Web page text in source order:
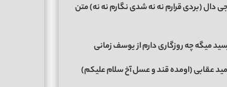
دال (بردی قرارم نه نه شدی نگارم نه نه) متن
میگه چه روزگاری دارم از یوسف زمانی
عقابی (اومده قند و عسل آخ سلام علیکم)